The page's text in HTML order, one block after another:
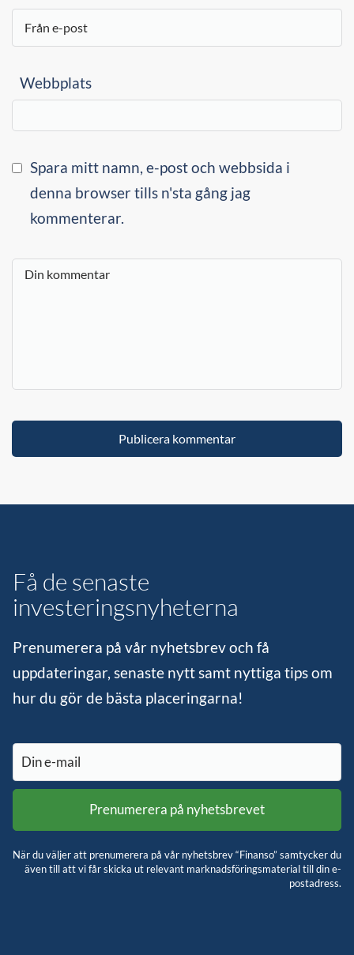
Webbplats
Spara mitt namn, e-post och webbsida i
denna browser tills n'sta gång jag
kommenterar.
Få de senaste
investeringsnyheterna
Prenumerera på vår nyhetsbrev och få
uppdateringar, senaste nytt samt nyttiga tips om
hur du gör de bästa placeringarna!
När du väljer att prenumerera på vår nyhetsbrev “Finanso” samtycker du
även till att vi får skicka ut relevant marknadsföringsmaterial till din e-
postadress.